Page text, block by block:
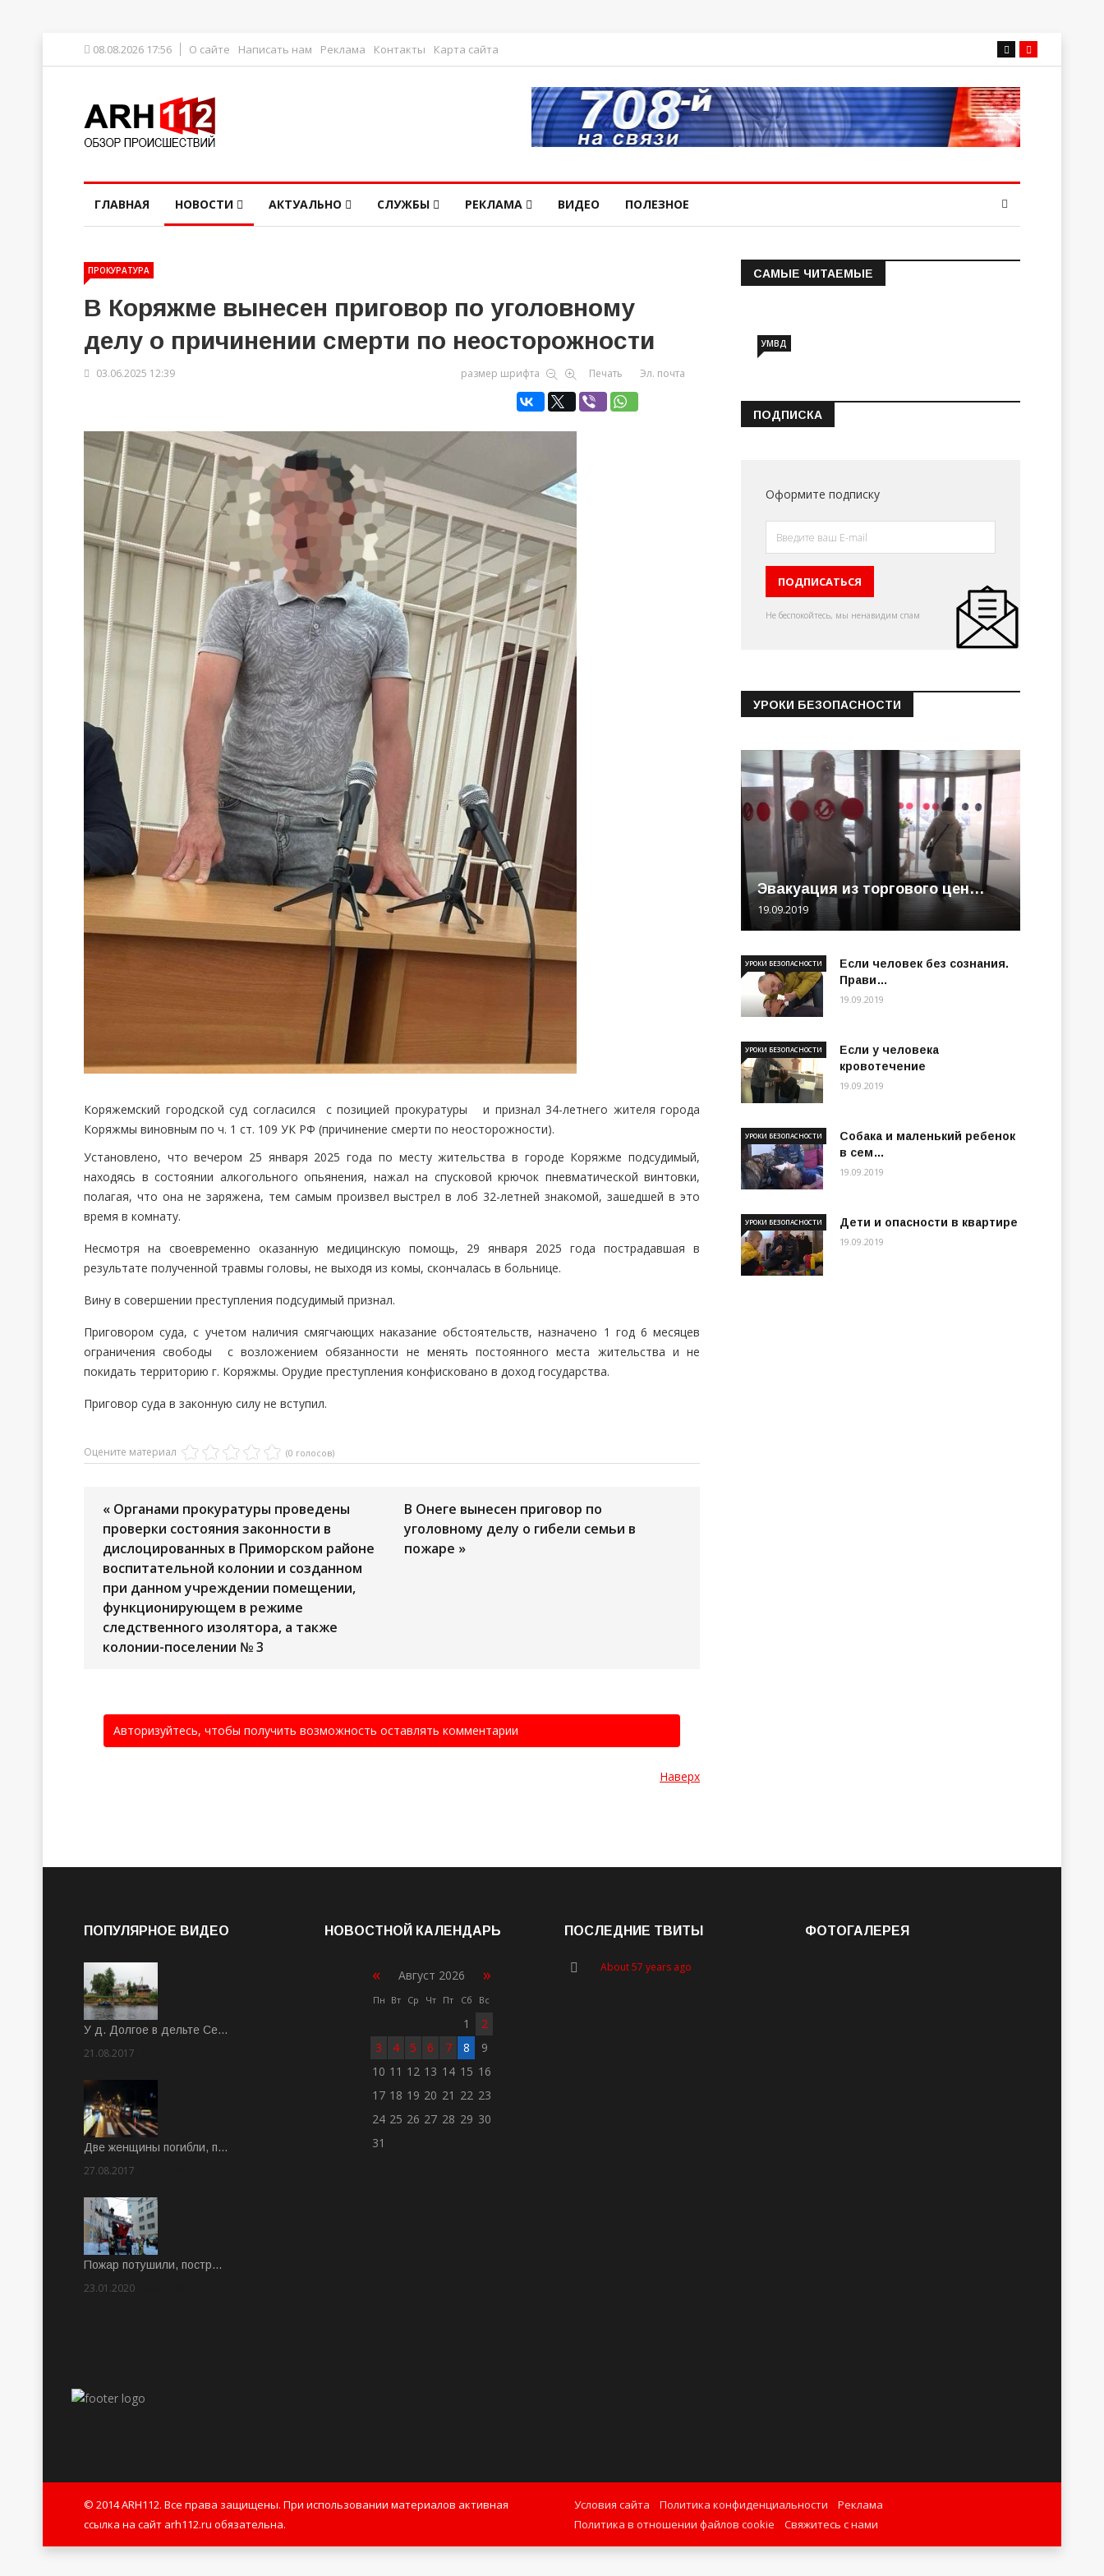
08.08.2026 17:56 О сайте Написать нам Реклама Контакты Карта сайта
ГЛАВНАЯ НОВОСТИ АКТУАЛЬНО СЛУЖБЫ РЕКЛАМА ВИДЕО ПОЛЕЗНОЕ
ПРОКУРАТУРА
В Коряжме вынесен приговор по уголовному
делу о причинении смерти по неосторожности
03.06.2025 12:39 размер шрифта Печать Эл. почта
Коряжемский городской суд согласился с позицией прокуратуры и признал 34-летнего жителя города
Коряжмы виновным по ч. 1 ст. 109 УК РФ (причинение смерти по неосторожности).
Установлено, что вечером 25 января 2025 года по месту жительства в городе Коряжме подсудимый,
находясь в состоянии алкогольного опьянения, нажал на спусковой крючок пневматической винтовки,
полагая, что она не заряжена, тем самым произвел выстрел в лоб 32-летней знакомой, зашедшей в это
время в комнату.
Несмотря на своевременно оказанную медицинскую помощь, 29 января 2025 года пострадавшая в
результате полученной травмы головы, не выходя из комы, скончалась в больнице.
Вину в совершении преступления подсудимый признал.
Приговором суда, с учетом наличия смягчающих наказание обстоятельств, назначено 1 год 6 месяцев
ограничения свободы с возложением обязанности не менять постоянного места жительства и не
покидать территорию г. Коряжмы. Орудие преступления конфисковано в доход государства.
Приговор суда в законную силу не вступил.
Оцените материал (0 голосов)
« Органами прокуратуры проведены
проверки состояния законности в
дислоцированных в Приморском районе
воспитательной колонии и созданном
при данном учреждении помещении,
функционирующем в режиме
следственного изолятора, а также
колонии-поселении № 3
В Онеге вынесен приговор по
уголовному делу о гибели семьи в
пожаре »
Авторизуйтесь, чтобы получить возможность оставлять комментарии
Наверх
САМЫЕ ЧИТАЕМЫЕ
Информация о состоянии
УМВД
ПОДПИСКА
Оформите подписку
Не беспокойтесь, мы ненавидим спам
УРОКИ БЕЗОПАСНОСТИ
Эвакуация из торгового цен…
19.09.2019
Если человек без сознания.
Прави…
УРОКИ БЕЗОПАСНОСТИ
19.09.2019
Если у человека
кровотечение
УРОКИ БЕЗОПАСНОСТИ
19.09.2019
Собака и маленький ребенок
в сем…
УРОКИ БЕЗОПАСНОСТИ
19.09.2019
Дети и опасности в квартире
УРОКИ БЕЗОПАСНОСТИ
19.09.2019
ПОПУЛЯРНОЕ ВИДЕО
У д. Долгое в дельте Се…
21.08.2017
Две женщины погибли, п…
27.08.2017
Пожар потушили, постр…
23.01.2020
НОВОСТНОЙ КАЛЕНДАРЬ
« Август 2026 »
Пн Вт Ср Чт Пт Сб Вс
1
2
3
4 5 6 7 8
9
10 11 12 13 14 15 16
17 18 19 20 21 22 23
24 25 26 27 28 29 30
31
ПОСЛЕДНИЕ ТВИТЫ
About 57 years ago
ФОТОГАЛЕРЕЯ
© 2014 ARH112. Все права защищены. При использовании материалов активная
ссылка на сайт arh112.ru обязательна.
Условия сайта Политика конфиденциальности
Реклама
Политика в отношении файлов cookie
Свяжитесь с нами